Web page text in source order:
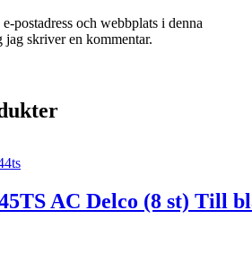
postadress och webbplats i denna
jag skriver en kommentar.
AC Delco (8 st) Till